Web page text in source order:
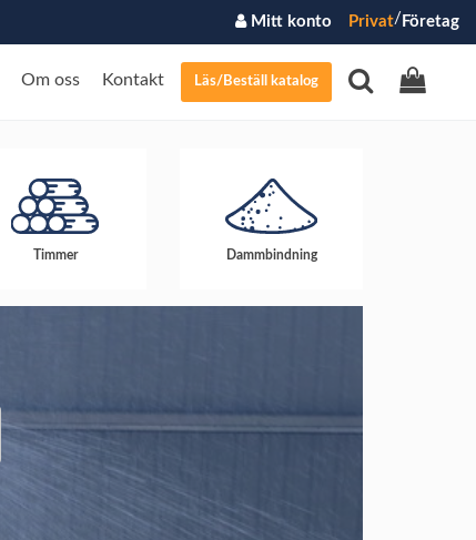
Privat/ Företag
Mitt konto
Om oss Kontakt Läs/Beställ katalog
Timmer Dammbindning